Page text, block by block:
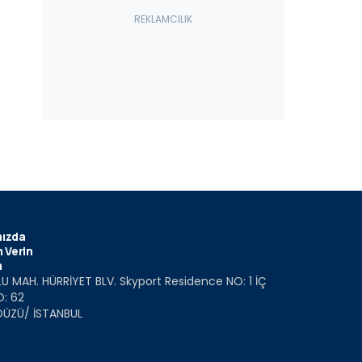
Verin
MAH. HÜRRİYET BLV. Skyport Residence NO: 1 İÇ
62
İSTANBUL